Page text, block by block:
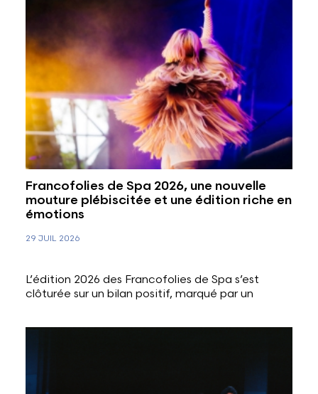
Francofolies de Spa 2026, une nouvelle
mouture plébiscitée et une édition riche en
émotions
29 JUIL 2026
L’édition 2026 des Francofolies de Spa s’est
clôturée sur un bilan positif, marqué par un